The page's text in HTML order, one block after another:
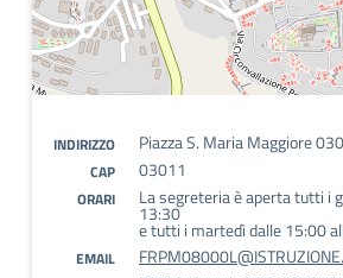
INDIRIZZO Piazza S. Maria Maggiore
CAP 03011
ORARI La segreteria è aperta tutti i
13:30
e tutti i martedì dalle 15:00
EMAIL